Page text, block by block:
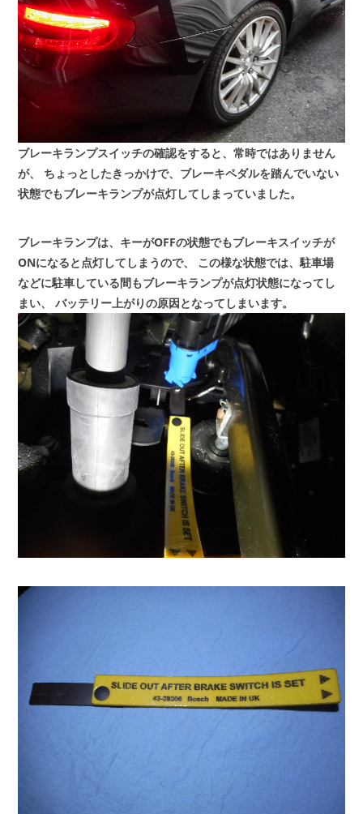
ブレーキランプスイッチの確認をすると、常時ではありません
が、
ちょっとしたきっかけで、ブレーキペダルを踏んでいない
状態でもブレーキランプが点灯してしまっていました。
ブレーキランプは、キーがOFFの状態でもブレーキスイッチが
ONになると点灯してしまうので、
この様な状態では、駐車場
などに駐車している間もブレーキランプが点灯状態になってし
まい、
バッテリー上がりの原因となってしまいます。